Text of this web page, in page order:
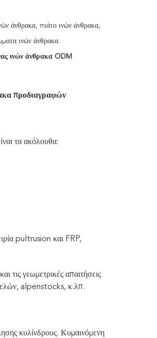
άνθρακα, πιάτο ινών άνθρακα,
ινών άνθρακα.
ινών άνθρακα ODM
προδιαγραφών
τα ακόλουθα:
pultrusion και FRP,
τις γεωμετρικές απαιτήσεις
βελών, alpenstocks, κ.λπ.
κυλίνδρους. Κυμαινόμενη